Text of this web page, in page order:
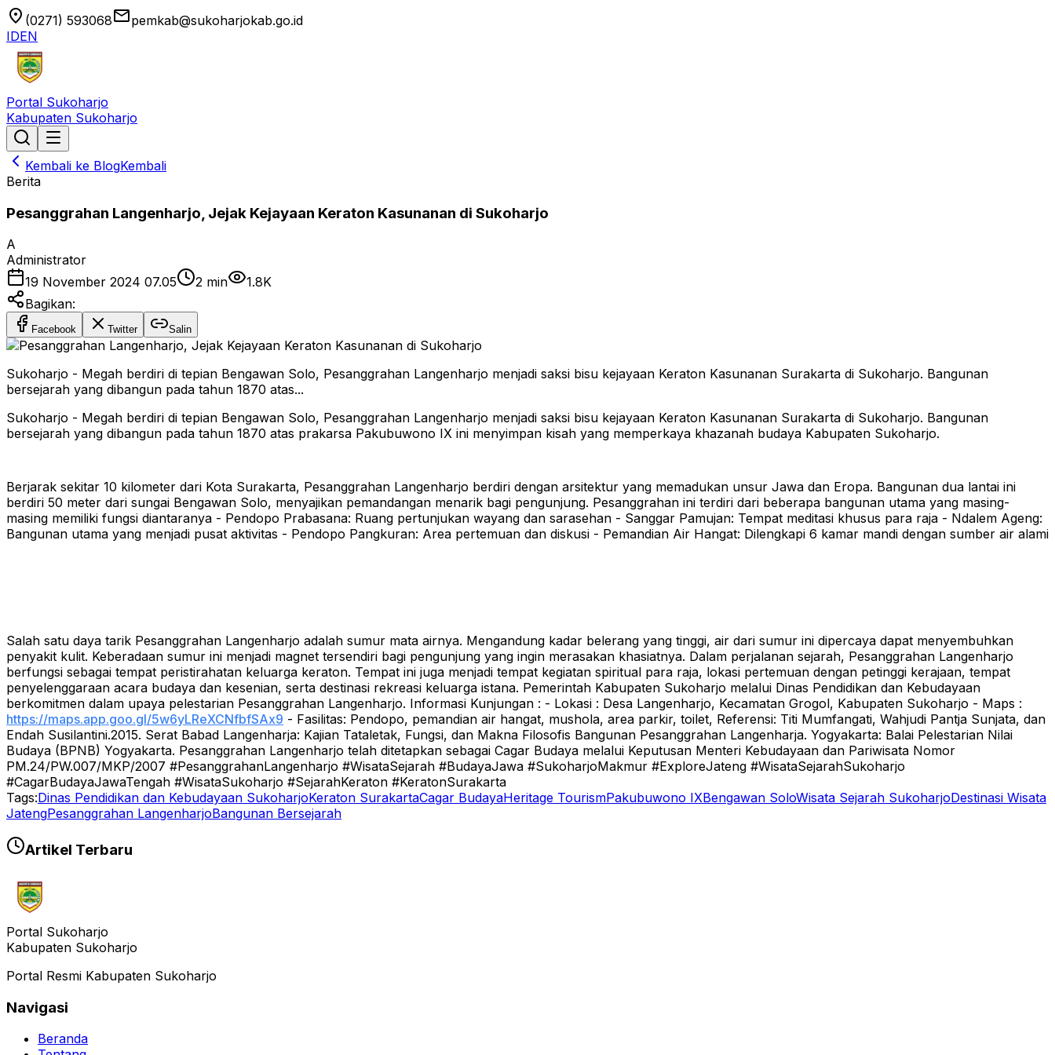
location_on (0271) 593068emailpemkab@sukoharjokab.go.id
IDEN
Portal Sukoharjo
Kabupaten Sukoharjo
Kembali ke BlogKembali
Berita
Pesanggrahan Langenharjo, Jejak Kejayaan Keraton Kasunanan di Sukoharjo
A
Administrator
19 November 2024 07.05
2 min
1.8K
Bagikan:
Facebook Twitter Salin
Sukoharjo - Megah berdiri di tepian Bengawan Solo, Pesanggrahan Langenharjo menjadi saksi bisu kejayaan Keraton Kasunanan Surakarta di Sukoharjo. Bangunan
bersejarah yang dibangun pada tahun 1870 atas...
Sukoharjo - Megah berdiri di tepian Bengawan Solo, Pesanggrahan Langenharjo menjadi saksi bisu kejayaan Keraton Kasunanan Surakarta di Sukoharjo. Bangunan
bersejarah yang dibangun pada tahun 1870 atas prakarsa Pakubuwono IX ini menyimpan kisah yang memperkaya khazanah budaya Kabupaten Sukoharjo.
Berjarak sekitar 10 kilometer dari Kota Surakarta, Pesanggrahan Langenharjo berdiri dengan arsitektur yang memadukan unsur Jawa dan Eropa. Bangunan dua lantai ini
berdiri 50 meter dari sungai Bengawan Solo, menyajikan pemandangan menarik bagi pengunjung. Pesanggrahan ini terdiri dari beberapa bangunan utama yang masing-
masing memiliki fungsi diantaranya - Pendopo Prabasana: Ruang pertunjukan wayang dan sarasehan - Sanggar Pamujan: Tempat meditasi khusus para raja - Ndalem Ageng:
Bangunan utama yang menjadi pusat aktivitas - Pendopo Pangkuran: Area pertemuan dan diskusi - Pemandian Air Hangat: Dilengkapi 6 kamar mandi dengan sumber air alami
Salah satu daya tarik Pesanggrahan Langenharjo adalah sumur mata airnya. Mengandung kadar belerang yang tinggi, air dari sumur ini dipercaya dapat menyembuhkan
penyakit kulit. Keberadaan sumur ini menjadi magnet tersendiri bagi pengunjung yang ingin merasakan khasiatnya. Dalam perjalanan sejarah, Pesanggrahan Langenharjo
berfungsi sebagai tempat peristirahatan keluarga keraton. Tempat ini juga menjadi tempat kegiatan spiritual para raja, lokasi pertemuan dengan petinggi kerajaan, tempat
penyelenggaraan acara budaya dan kesenian, serta destinasi rekreasi keluarga istana. Pemerintah Kabupaten Sukoharjo melalui Dinas Pendidikan dan Kebudayaan
berkomitmen dalam upaya pelestarian Pesanggrahan Langenharjo. Informasi Kunjungan : - Lokasi : Desa Langenharjo, Kecamatan Grogol, Kabupaten Sukoharjo - Maps :
https://maps.app.goo.gl/5w6yLReXCNfbfSAx9 - Fasilitas: Pendopo, pemandian air hangat, mushola, area parkir, toilet, Referensi: Titi Mumfangati, Wahjudi Pantja Sunjata, dan
Endah Susilantini.2015. Serat Babad Langenharja: Kajian Tataletak, Fungsi, dan Makna Filosofis Bangunan Pesanggrahan Langenharja. Yogyakarta: Balai Pelestarian Nilai
Budaya (BPNB) Yogyakarta. Pesanggrahan Langenharjo telah ditetapkan sebagai Cagar Budaya melalui Keputusan Menteri Kebudayaan dan Pariwisata Nomor
PM.24/PW.007/MKP/2007 #PesanggrahanLangenharjo #WisataSejarah #BudayaJawa #SukoharjoMakmur #ExploreJateng #WisataSejarahSukoharjo
#CagarBudayaJawaTengah #WisataSukoharjo #SejarahKeraton #KeratonSurakarta
Tags:Dinas Pendidikan dan Kebudayaan SukoharjoKeraton SurakartaCagar BudayaHeritage TourismPakubuwono IXBengawan SoloWisata Sejarah SukoharjoDestinasi Wisata
JatengPesanggrahan LangenharjoBangunan Bersejarah
Artikel Terbaru
Portal Sukoharjo
Kabupaten Sukoharjo
Portal Resmi Kabupaten Sukoharjo
Navigasi
Beranda